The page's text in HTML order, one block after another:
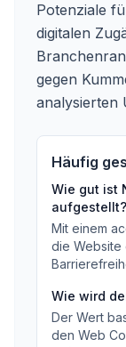
Potenziale
digitalen
gegen
analysierten
Häufig
Wie gut ist
aufgestellt?
Mit einem
die Website
Wie wird
Der Wert
den Web